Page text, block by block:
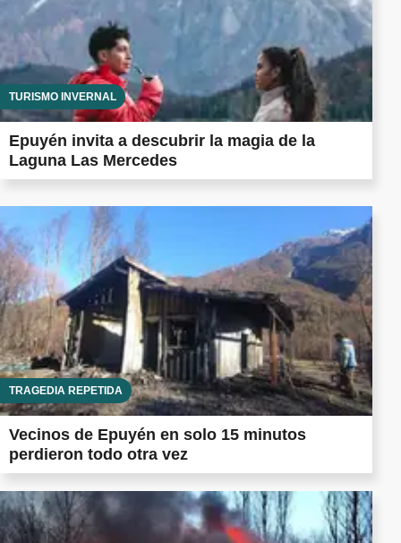
TURISMO INVERNAL
Epuyén invita a descubrir la magia de la
Laguna Las Mercedes
TRAGEDIA REPETIDA
Vecinos de Epuyén en solo 15 minutos
perdieron todo otra vez